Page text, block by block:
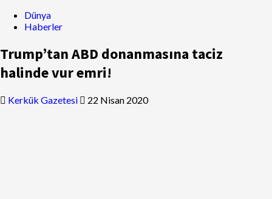
Dünya
Haberler
Trump’tan ABD donanmasına taciz
halinde vur emri!
Kerkük Gazetesi 22 Nisan 2020